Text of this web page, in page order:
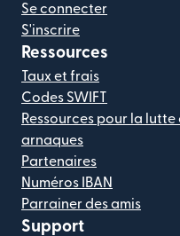
Se connecter
S'inscrire
Ressources
Taux et frais
Codes SWIFT
Ressources pour la
arnaques
Partenaires
Numéros IBAN
Parrainer des amis
Support